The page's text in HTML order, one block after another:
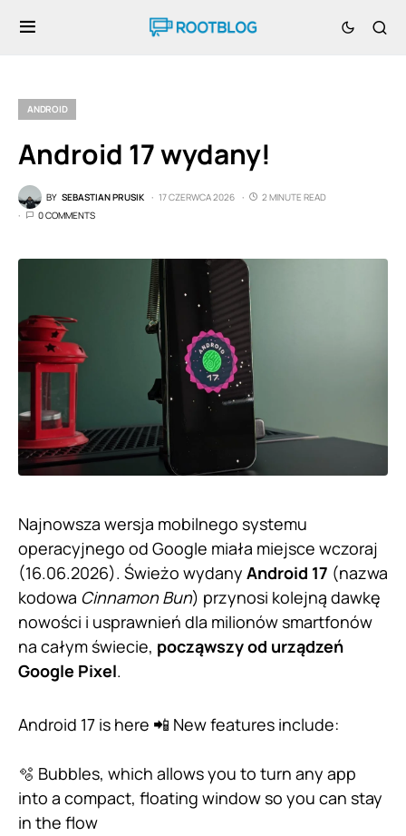
ANDROID
Android 17 wydany!
BY SEBASTIAN PRUSIK 17 CZERWCA 2026
2 MINUTE READ
0 COMMENTS
Najnowsza wersja mobilnego systemu
operacyjnego od Google miała miejsce wczoraj
(16.06.2026). Świeżo wydany Android 17 (nazwa
kodowa Cinnamon Bun) przynosi kolejną dawkę
nowości i usprawnień dla milionów smartfonów
na całym świecie, począwszy od urządzeń
Google Pixel.
Android 17 is here 📲 New features include:
🫧 Bubbles, which allows you to turn any app
into a compact, floating window so you can stay
in the flow